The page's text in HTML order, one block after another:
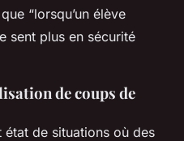
“lorsqu’un élève
sent plus en sécurité
de coups de
état de situations où des